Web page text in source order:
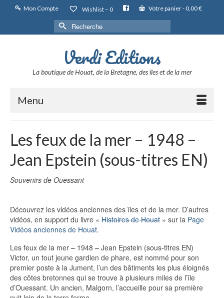
Mon Compte Wishlist – 0 Votre panier- 0,00€
Rechercher :
Verdi Editions
La boutique de Houat, de la Bretagne, des îles et de la mer
Menu
Les feux de la mer – 1948 –
Jean Epstein (sous-titres EN)
Souvenirs de Ouessant
Découvrez les vidéos anciennes des îles et de la mer. D’autres
vidéos, en support du livre « Histoires de Houat » sur la Page
Vidéos anciennes de Houat.
Les feux de la mer – 1948 – Jean Epstein (sous-titres EN)
Victor, un tout jeune gardien de phare, est nommé pour son
premier poste à la Jument, l’un des bâtiments les plus éloignés
des côtes bretonnes qui se trouve à plusieurs miles de l’île
d’Ouessant. Un ancien, Malgorn, l’accueille pour sa première